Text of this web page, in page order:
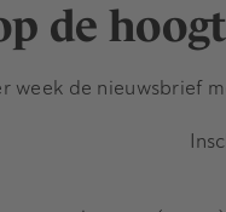
de
week de nieuwsbrief